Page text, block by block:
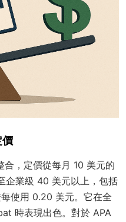
，定價從每月 10 美元的
企業級 40 美元以上，包括
使用 0.20 美元。它在全
時表現出色。對於 APA